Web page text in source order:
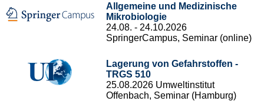
Allgemeine und Medizinische
Mikrobiologie
24.08. - 24.10.2026
SpringerCampus, Seminar (online)
Lagerung von Gefahrstoffen -
TRGS 510
25.08.2026 Umweltinstitut
Offenbach, Seminar (Hamburg)